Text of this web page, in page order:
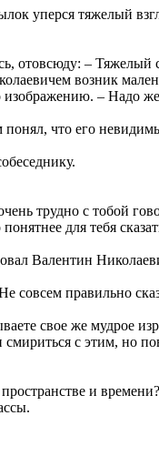
уперся тяжелый
отовсюду: –
возник
изображению. – Надо
что его
трудно с тобой
для тебя
Валентин
совсем правильно
свое же мудрое
смириться с этим,
и